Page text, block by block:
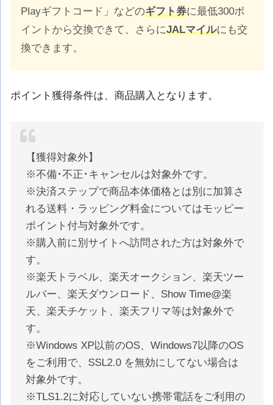
Playギフトコード」などのギフト券に最低300ポ
イントから交換できて、さらにJALマイルにも交
換できます。
ポイント獲得条件は、商品購入となります。
【獲得対象外】
※不備･不正･キャンセルは対象外です。
※決済ステップで商品本体価格とは別に加算さ
れる送料・ラッピング料金についてはモッピー
ポイント付与対象外です。
※購入前に別サイトへ訪問された方は対象外で
す。
※楽天トラベル、楽天オークション、楽天ツー
ルバー、楽天ダウンロード、Show Time@楽
天、楽天チケット、楽天フリマ等は対象外で
す。
※Windows XP以前のOS、Windows7以降のOS
をご利用で、SSL2.0 を無効にしてない場合は
対象外です。
※TLS1.2に対応していない携帯電話をご利用の